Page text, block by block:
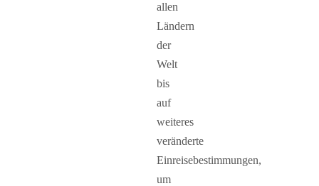
allen
Ländern
der
Welt
bis
auf
weiteres
veränderte
Einreisebestimmungen,
um